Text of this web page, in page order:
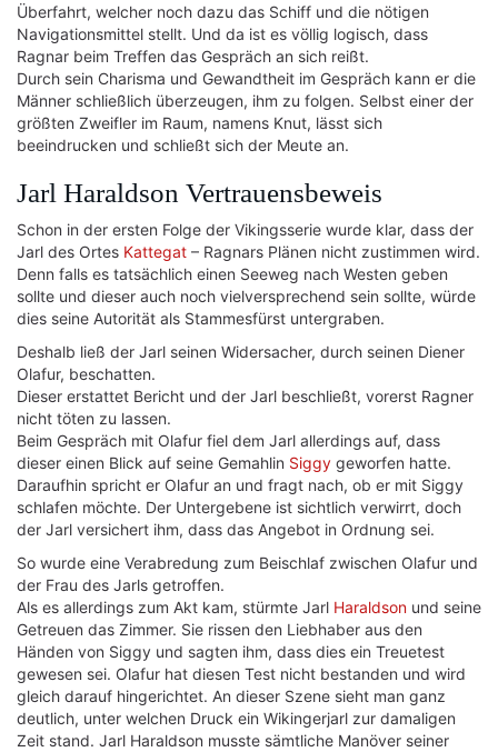
Überfahrt, welcher noch dazu das Schiff und die nötigen
Navigationsmittel stellt. Und da ist es völlig logisch, dass
Ragnar beim Treffen das Gespräch an sich reißt.
Durch sein Charisma und Gewandtheit im Gespräch kann er die
Männer schließlich überzeugen, ihm zu folgen. Selbst einer der
größten Zweifler im Raum, namens Knut, lässt sich
beeindrucken und schließt sich der Meute an.
Jarl Haraldson Vertrauensbeweis
Schon in der ersten Folge der Vikingsserie wurde klar, dass der
Jarl des Ortes Kattegat – Ragnars Plänen nicht zustimmen wird.
Denn falls es tatsächlich einen Seeweg nach Westen geben
sollte und dieser auch noch vielversprechend sein sollte, würde
dies seine Autorität als Stammesfürst untergraben.
Deshalb ließ der Jarl seinen Widersacher, durch seinen Diener
Olafur, beschatten.
Dieser erstattet Bericht und der Jarl beschließt, vorerst Ragner
nicht töten zu lassen.
Beim Gespräch mit Olafur fiel dem Jarl allerdings auf, dass
dieser einen Blick auf seine Gemahlin Siggy geworfen hatte.
Daraufhin spricht er Olafur an und fragt nach, ob er mit Siggy
schlafen möchte. Der Untergebene ist sichtlich verwirrt, doch
der Jarl versichert ihm, dass das Angebot in Ordnung sei.
So wurde eine Verabredung zum Beischlaf zwischen Olafur und
der Frau des Jarls getroffen.
Als es allerdings zum Akt kam, stürmte Jarl Haraldson und seine
Getreuen das Zimmer. Sie rissen den Liebhaber aus den
Händen von Siggy und sagten ihm, dass dies ein Treuetest
gewesen sei. Olafur hat diesen Test nicht bestanden und wird
gleich darauf hingerichtet. An dieser Szene sieht man ganz
deutlich, unter welchen Druck ein Wikingerjarl zur damaligen
Zeit stand. Jarl Haraldson musste sämtliche Manöver seiner